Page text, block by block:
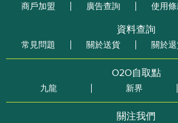
商戶加盟
廣告查詢 使用條
資料查詢
常見問題 關於送貨 關於
O2O自取點
九龍 新界
關注我們